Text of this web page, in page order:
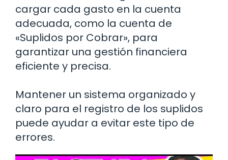
cargar cada gasto en la cuenta
adecuada, como la cuenta de
«Suplidos por Cobrar», para
garantizar una gestión financiera
eficiente y precisa.
Mantener un sistema organizado y
claro para el registro de los suplidos
puede ayudar a evitar este tipo de
errores.